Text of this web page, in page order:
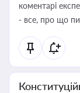
коментарі
- все, про що